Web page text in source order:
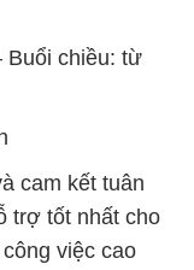
Buổi chiều: từ
cam kết tuân
trợ tốt nhất cho
việc cao